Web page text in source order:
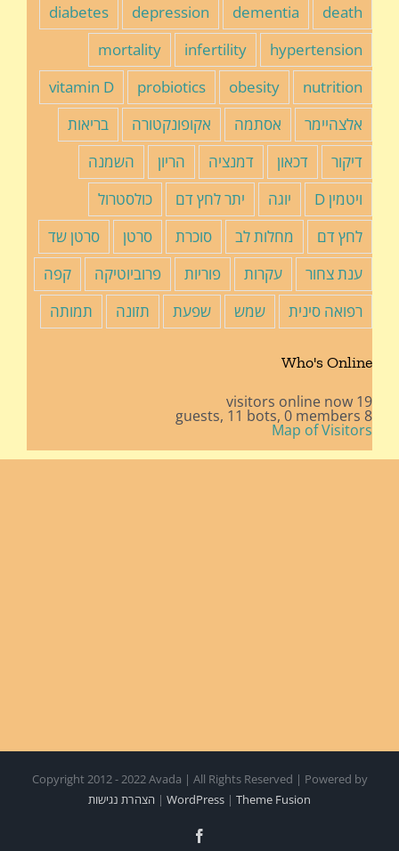
death
dementia
depression
diabetes
hypertension
infertility
mortality
nutrition
obesity
probiotics
vitamin D
אלצהיימר
אסתמה אקופונקטורה
בריאות
דיקור
דכאון דמנציה הריון
השמנה
ויטמין D
יוגה יתר לחץ דם
כולסטרול
לחץ דם
מחלות לב סוכרת סרטן
סרטן שד
ענת צחור
עקרות פוריות פרוביוטיקה
קפה
רפואה סינית
שמש שפעת תזונה תמותה
Who's Online
19 visitors online now
8 guests,
11 bots, 0 members
Map of Visitors
Copyright 2012 - 2022 Avada | All Rights Reserved | Powered by
WordPress | Theme Fusion
| הצהרת נגישות